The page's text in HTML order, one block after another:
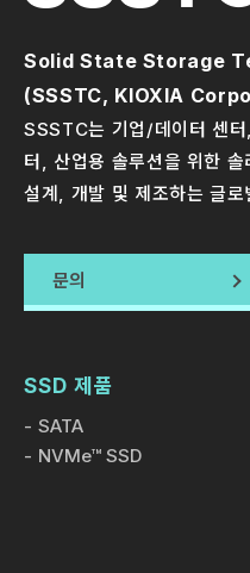
Solid State Storage
(SSSTC, KIOXIA
SSSTC는 기업/데이터 센
터, 산업용 솔루션을 위한
설계, 개발 및 제조하는 글로
문의
SSD 제품
SATA
NVMe™ SSD